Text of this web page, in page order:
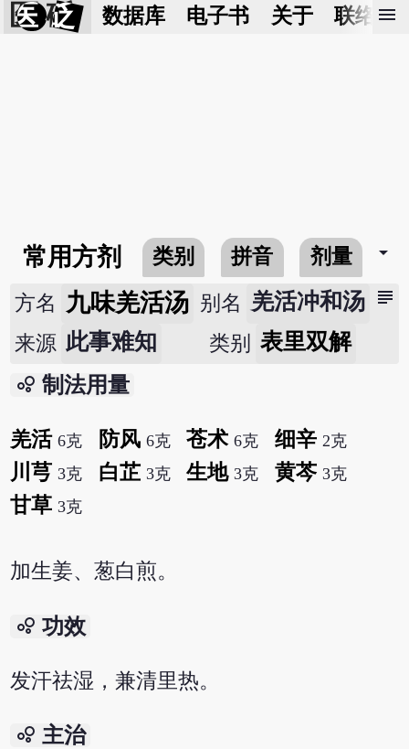
医 砭 数据库 电子书 关于 联络我
menu
常用方剂 类别 拼音 剂量 arrow_drop_down
subject
方名 九味羌活汤 别名 羌活冲和汤
来源 此事难知 类别 表里双解
bubble_chart 制法用量
羌活 6克 防风 6克 苍术 6克 细辛 2克
川芎 3克 白芷 3克 生地 3克 黄芩 3克
甘草 3克
加生姜、葱白煎。
bubble_chart 功效
发汗祛湿，兼清里热。
bubble_chart 主治